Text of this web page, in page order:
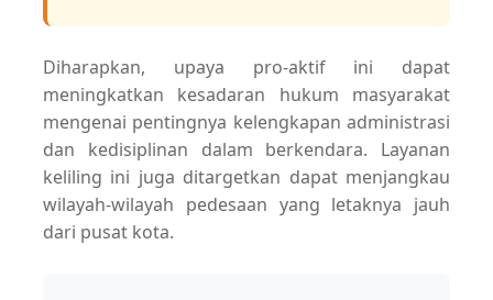
Diharapkan, upaya pro-aktif ini dapat
meningkatkan kesadaran hukum masyarakat
mengenai pentingnya kelengkapan administrasi
dan kedisiplinan dalam berkendara. Layanan
keliling ini juga ditargetkan dapat menjangkau
wilayah-wilayah pedesaan yang letaknya jauh
dari pusat kota.